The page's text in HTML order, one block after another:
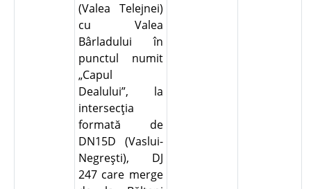
(Valea Telejnei)
cu Valea
Bârladului în
punctul numit
„Capul
Dealului”, la
intersecţia
formată de
DN15D (Vaslui-
Negreşti), DJ
247 care merge